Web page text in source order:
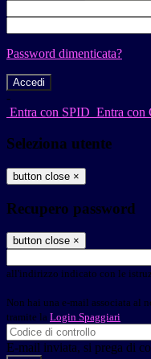
Password dimenticata?
-
Entra con SPID Entra con
Seleziona utente
button close ×
Recupero password
button close ×
all'indirizzo indicato con le
Non hai una e-mail associata al
tramite la Login Spaggiari
E-mail inviata, si prega di